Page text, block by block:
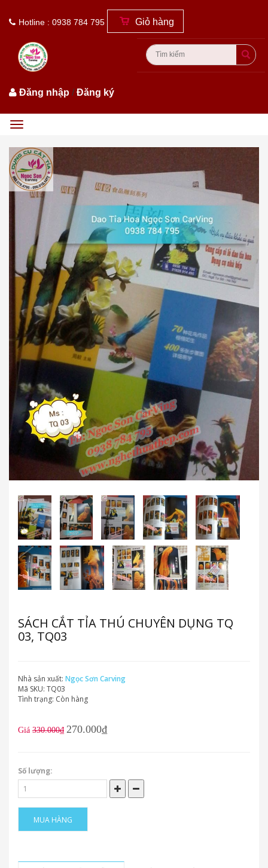
Hotline : 0938 784 795 Giỏ hàng
Đăng nhập /Đăng ký
Menu
SÁCH CẮT TỈA THÚ CHUYÊN DỤNG TQ
03, TQ03
Nhà sản xuất: Ngọc Sơn Carving
Mã SKU: TQ03
Tình trạng: Còn hàng
Giá 330.000₫ 270.000₫
Số lượng:
MUA HÀNG